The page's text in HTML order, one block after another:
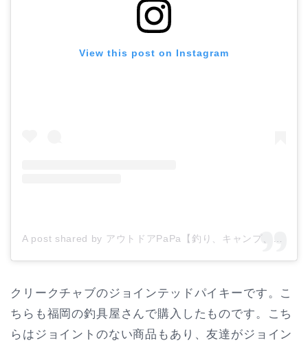
View this post on Instagram
A post shared by アウトドアPaPa【釣り、キャンプ、子供、教育、自然】 (@hinamoridake)
クリークチャブのジョインテッドパイキーです。こ
ちらも福岡の釣具屋さんで購入したものです。こち
らはジョイントのない商品もあり、友達がジョイン